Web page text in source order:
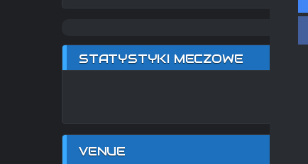
STATYSTYKI MECZOWE
VENUE